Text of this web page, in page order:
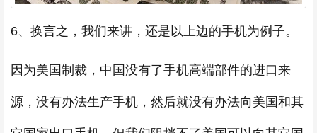
6、换言之，我们来讲，还是以上边的手机为例子。
因为美国制裁，中国没有了手机高端部件的进口来
源，没有办法生产手机，然后就没有办法向美国和其